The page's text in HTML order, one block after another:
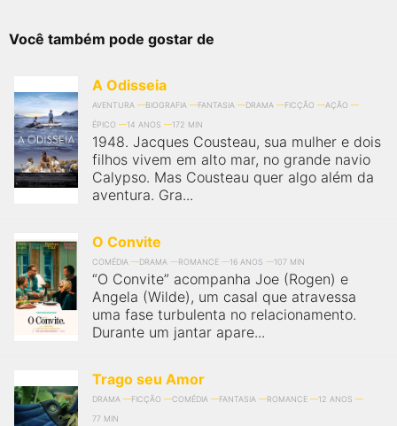
Você também pode gostar de
A Odisseia
AVENTURA BIOGRAFIA FANTASIA DRAMA FICÇÃO
AÇÃO
ÉPICO
14 ANOS 172 MIN
1948. Jacques Cousteau, sua mulher e dois
filhos vivem em alto mar, no grande navio
Calypso. Mas Cousteau quer algo além da
aventura. Gra...
O Convite
COMÉDIA DRAMA ROMANCE 16 ANOS 107 MIN
“O Convite” acompanha Joe (Rogen) e
Angela (Wilde), um casal que atravessa
uma fase turbulenta no relacionamento.
Durante um jantar apare...
Trago seu Amor
DRAMA FICÇÃO COMÉDIA FANTASIA ROMANCE
12 ANOS
77 MIN